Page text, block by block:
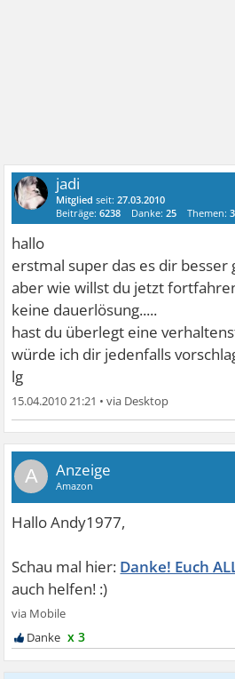
jadi
Mitglied seit:27.03.2010
Beiträge:6238 Danke:25 Themen:
hallo
erstmal super das es dir besser
aber wie willst du jetzt
keine dauerlösung.....
hast du überlegt eine
würde ich dir jedenfalls
lg
15.04.2010 21:21 •
A
Danke! Euch
x 3